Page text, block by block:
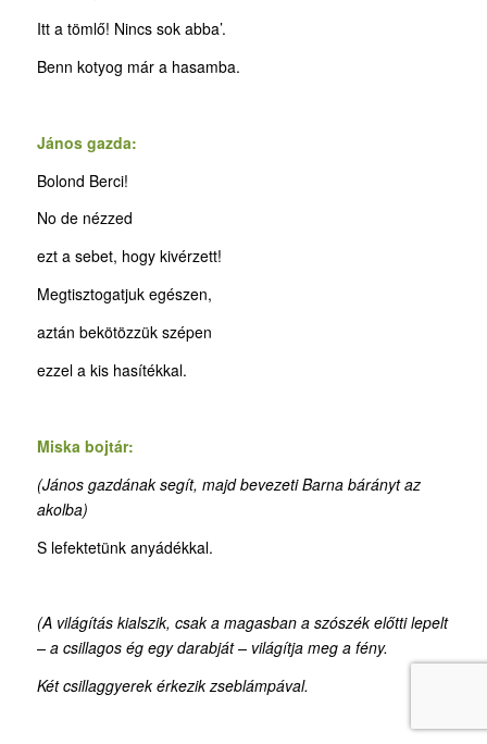
Itt a tömlő! Nincs sok abba’.
Benn kotyog már a hasamba.
János gazda:
Bolond Berci!
No de nézzed
ezt a sebet, hogy kivérzett!
Megtisztogatjuk egészen,
aztán bekötözzük szépen
ezzel a kis hasítékkal.
Miska bojtár:
(János gazdának segít, majd bevezeti Barna bárányt az
akolba)
S lefektetünk anyádékkal.
(A világítás kialszik, csak a magasban a szószék előtti lepelt
– a csillagos ég egy darabját – világítja meg a fény.
Két csillaggyerek érkezik zseblámpával.